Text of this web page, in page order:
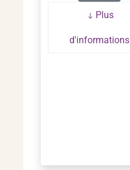
Plus
d'informations